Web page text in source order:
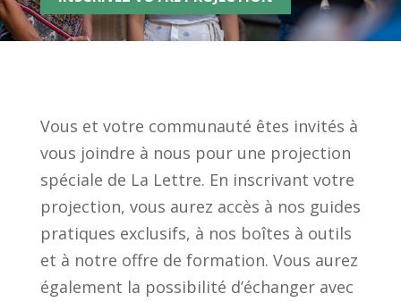
Vous et votre communauté êtes invités à
vous joindre à nous pour une projection
spéciale de La Lettre. En inscrivant votre
projection, vous aurez accès à nos guides
pratiques exclusifs, à nos boîtes à outils
et à notre offre de formation. Vous aurez
également la possibilité d’échanger avec